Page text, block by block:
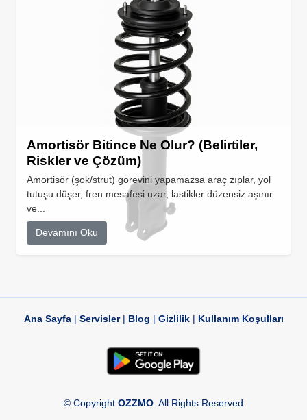
Amortisör Bitince Ne Olur? (Belirtiler,
Riskler ve Çözüm)
Amortisör (şok/strut) görevini yapamazsa araç zıplar, yol
tutuşu düşer, fren mesafesi uzar, lastikler düzensiz aşınır
ve...
Devamını Oku
Ana Sayfa| Servisler| Blog | Gizlilik| Kullanım Koşulları
© Copyright OZZMO . All Rights Reserved